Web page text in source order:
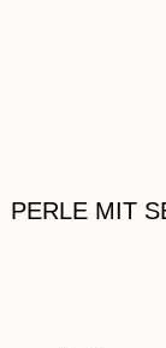
PERLE MIT